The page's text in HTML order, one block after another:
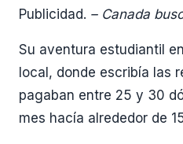
Publicidad. – Canada
Su aventura estudiantil
local, donde escribía las
pagaban entre 25 y 30
mes hacía alrededor de